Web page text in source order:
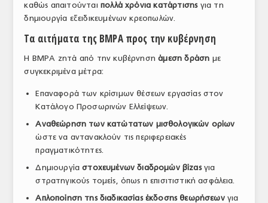
καθώς απαιτούνται πολλά χρόνια κατάρτισηςγια τη
δημιουργία εξειδικευμένων κρεοπωλών.
Τα αιτήματα της BMPA προς την κυβέρνηση
Η BMPA ζητά από την κυβέρνησηάμεση δράση με
συγκεκριμένα μέτρα:
Επαναφορά των κρίσιμων θέσεων εργασίας στον
Κατάλογο Προσωρινών Ελλείψεων.
Αναθεώρηση των κατώτατων μισθολογικών ορίων
ώστε να αντανακλούν τις περιφερειακές
πραγματικότητες.
Δημιουργίαστοχευμένων διαδρομών βίζαςγια
στρατηγικούς τομείς, όπως η επισιτιστική ασφάλεια.
Απλοποίηση της διαδικασίας έκδοσης θεωρήσεωνγια